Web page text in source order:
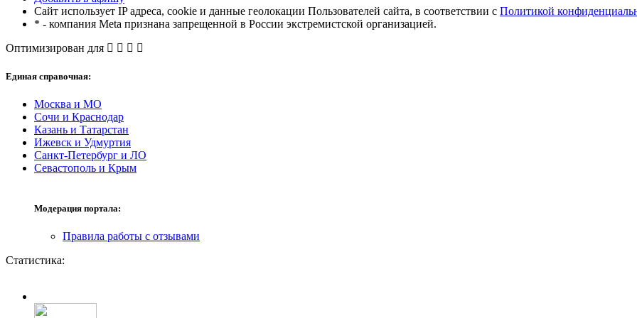
Сайт использует IP адреса, cookie и данные геолокации Пользователей сайта, в соответствии с Политикой
* - компания Meta признана запрещенной в России экстремистской организацией.
Оптимизирован для
Единая справочная:
Москва и МО
Сочи и Краснодар
Казань и Татарстан
Ижевск и Удмуртия
Санкт-Петербург и ЛО
Севастополь и Крым
Модерация портала:
Правила работы с отзывами
Статистика: